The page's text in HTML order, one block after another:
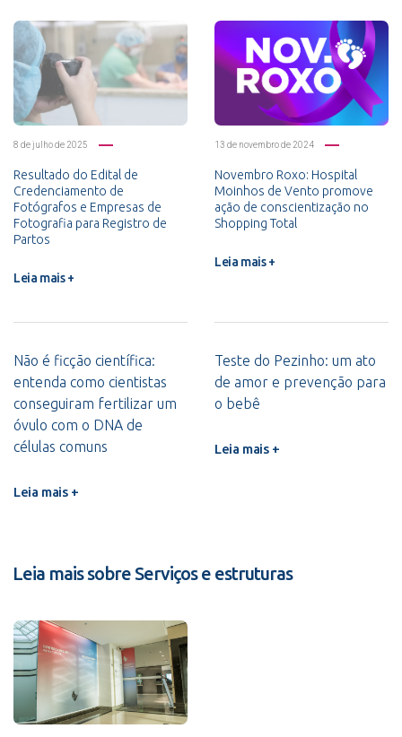
8 de julho de 2025
Resultado do Edital de
Credenciamento de
Fotógrafos e Empresas de
Fotografia para Registro de
Partos
Leia mais +
13 de novembro de 2024
Novembro Roxo: Hospital
Moinhos de Vento promove
ação de conscientização no
Shopping Total
Leia mais +
Não é ficção científica:
entenda como cientistas
conseguiram fertilizar um
óvulo com o DNA de
células comuns
Leia mais +
Teste do Pezinho: um ato
de amor e prevenção para
o bebê
Leia mais +
Leia mais sobre Serviços e estruturas